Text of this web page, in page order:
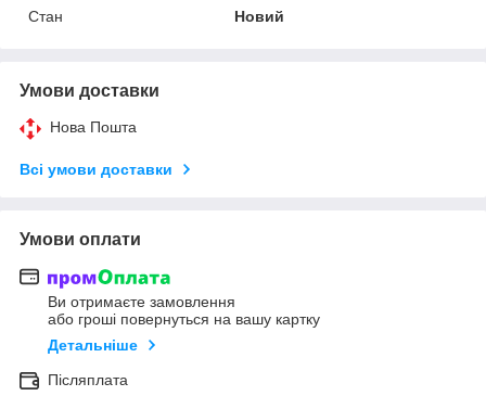
Стан
Новий
Умови доставки
Нова Пошта
Всі умови доставки
Умови оплати
Ви отримаєте замовлення
або гроші повернуться на вашу картку
Детальніше
Післяплата